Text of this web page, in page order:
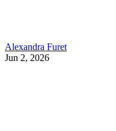
Alexandra Furet
Jun 2, 2026